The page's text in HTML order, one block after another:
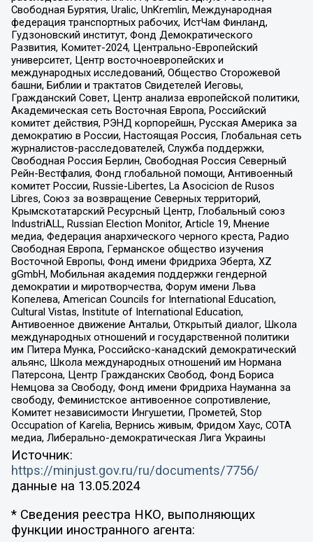
Свободная Бурятия, Uralic, UnKremlin, Международная
федерация транспортных рабочих, ИстЧам Финланд,
Гудзоновский институт, Фонд Демократического
Развития, Комитет-2024, Центрально-Европейский
университет, Центр восточноевропейских и
международных исследований, Общество Сторожевой
башни, Библии и трактатов Свидетелей Иеговы,
Гражданский Совет, Центр анализа европейской политики,
Академическая сеть Восточная Европа, Российский
комитет действия, РЭНД корпорейшн, Русская Америка за
демократию в России, Настоящая Россия, Глобальная сеть
журналистов-расследователей, Служба поддержки,
Свободная Россия Берлин, Свободная Россия Северный
Рейн-Вестфалия, Фонд глобальной помощи, Антивоенный
комитет России, Russie-Libertes, La Asocicion de Rusos
Libres, Союз за возвращение Северных территорий,
Крымскотатарский Ресурсный Центр, Глобальный союз
IndustriALL, Russian Election Monitor, Article 19, Мнение
медиа, Федерация анархического черного креста, Радио
Свободная Европа, Германское общество изучения
Восточной Европы, Фонд имени Фридриха Эберта, XZ
gGmbH, Мобильная академия поддержки гендерной
демократии и миротворчества, Форум имени Льва
Копелева, American Councils for International Education,
Cultural Vistas, Institute of International Education,
Антивоенное движение Антальи, Открытый диалог, Школа
международных отношений и государственной политики
им Питера Мунка, Российско-канадский демократический
альянс, Школа международных отношений им Нормана
Патерсона, Центр Гражданских Свобод, Фонд Бориса
Немцова за Свободу, Фонд имени Фридриха Науманна за
свободу, Феминистское антивоенное сопротивление,
Комитет независимости Ингушетии, Прометей, Stop
Occupation of Karelia, Вернись живым, Фридом Хаус, СОТА
медиа, Либерально-демократическая Лига Украины
Источник:
https://minjust.gov.ru/ru/documents/7756/
данные на 13.05.2024
* Сведения реестра НКО, выполняющих
функции иностранного агента: